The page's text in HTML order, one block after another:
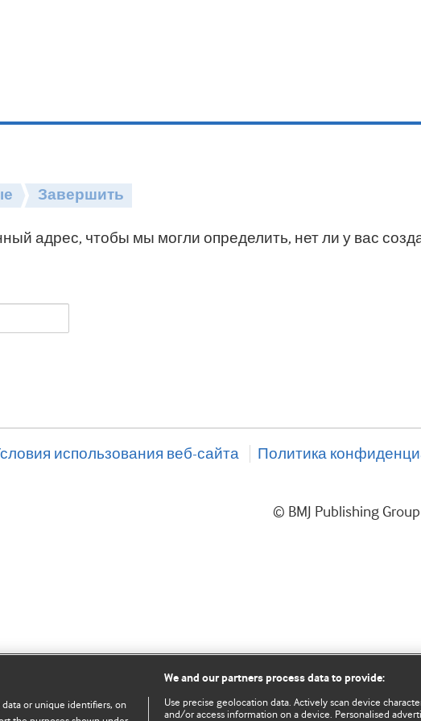
Завершить
адрес, чтобы мы могли определить, нет ли у вас
использования веб-сайта
Политика
© BMJ Publishing
data or unique identifiers, on
We and our partners process data to provide:
Use precise geolocation data. Actively scan device
and/or access information on a device. Personalised